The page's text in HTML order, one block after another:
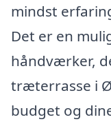
mindst
Det er en
håndværker,
træterrasse i
budget og